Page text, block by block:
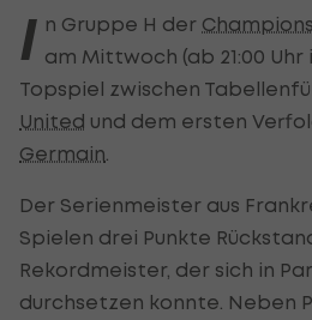
I n Gruppe H der
am Mittwoch (ab 21:00 Uhr
Topspiel zwischen
United und dem ersten
Germain
Der Serienmeister aus
Spielen drei Punkte
Rekordmeister, der sich in
durchsetzen konnte. Neben